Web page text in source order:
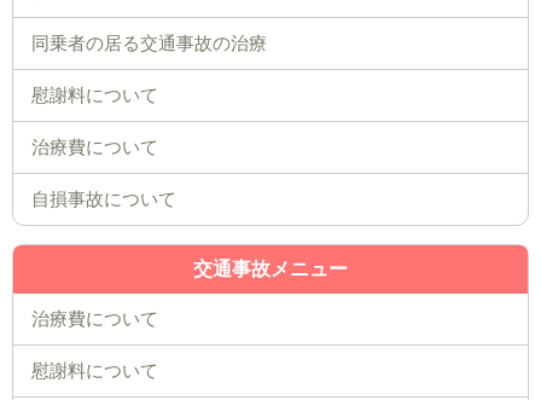
同乗者の居る交通事故の治療
慰謝料について
治療費について
自損事故について
交通事故メニュー
治療費について
慰謝料について